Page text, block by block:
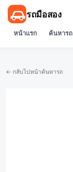
รถมือสอง
หน้าแรก ค้นหารถ
← กลับไปหน้าค้นหารถ